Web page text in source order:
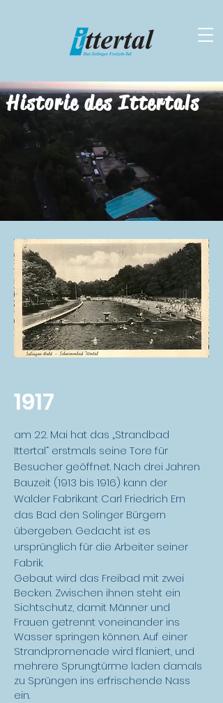
Historie des Ittertals
1917
am 22. Mai hat das „Strandbad
Ittertal“ erstmals seine Tore für
Besucher geöffnet. Nach drei Jahren
Bauzeit (1913 bis 1916) kann der
Walder Fabrikant Carl Friedrich Ern
das Bad den Solinger Bürgern
übergeben. Gedacht ist es
ursprünglich für die Arbeiter seiner
Fabrik.
Gebaut wird das Freibad mit zwei
Becken. Zwischen ihnen steht ein
Sichtschutz, damit Männer und
Frauen getrennt voneinander ins
Wasser springen können. Auf einer
Strandpromenade wird flaniert, und
mehrere Sprungtürme laden damals
zu Sprüngen ins erfrischende Nass
ein.